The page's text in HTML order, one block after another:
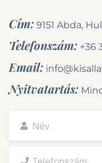
Cím: 9151 Abda,
Telefonszám: +36
Email:
Nyitvatartás: